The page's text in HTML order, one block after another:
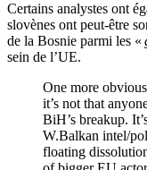
Certains analystes ont
slovènes ont peut-être
de la Bosnie parmi les «
sein de l’UE.
One more
it’s not that
BiH’s breakup.
W.Balkan intel/
floating